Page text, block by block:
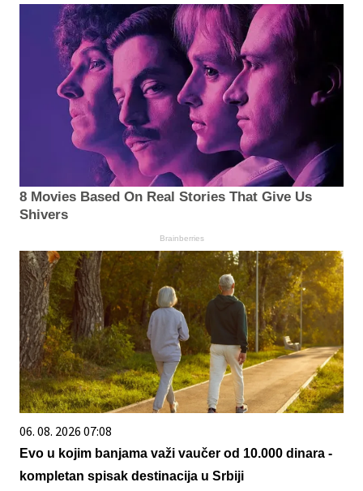
8 Movies Based On Real Stories That Give Us
Shivers
Brainberries
06. 08. 2026 07:08
Evo u kojim banjama važi vaučer od 10.000 dinara -
kompletan spisak destinacija u Srbiji